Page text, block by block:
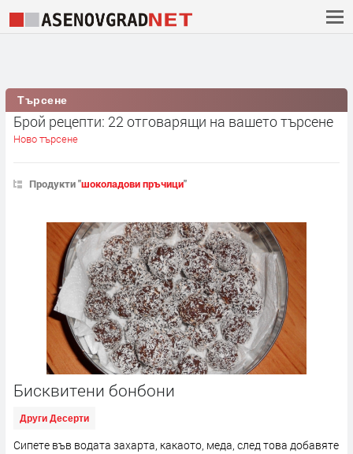
Търсене
Брой рецепти: 22 отговарящи на вашето търсене
Ново търсене
Продукти "шоколадови пръчици"
Бисквитени бонбони
Други Десерти
Сипете във водата захарта, какаото, меда, след това добавяте